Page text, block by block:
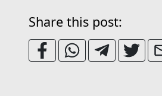
Share this post: